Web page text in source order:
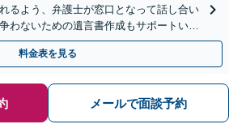
るよう、弁護士が窓口となって話し合い
わないための遺言書作成もサポートいた
軽にご相談ください。
料金表を見る
メールで面談予約